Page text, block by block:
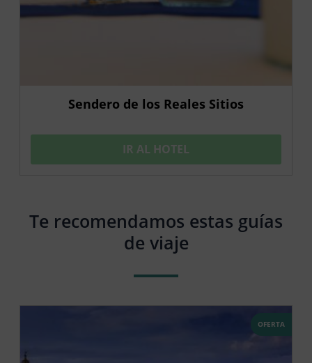
Sendero de los Reales Sitios
IR AL HOTEL
Te recomendamos estas guías
de viaje
OFERTA